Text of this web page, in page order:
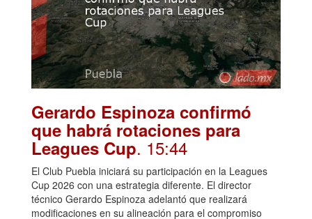
Gerardo Espinoza confirmó
que habrá rotaciones para
Leagues Cup. 15:44
El Club Puebla iniciará su participación en la Leagues
Cup 2026 con una estrategia diferente. El director
técnico Gerardo Espinoza adelantó que realizará
modificaciones en su alineación para el compromiso